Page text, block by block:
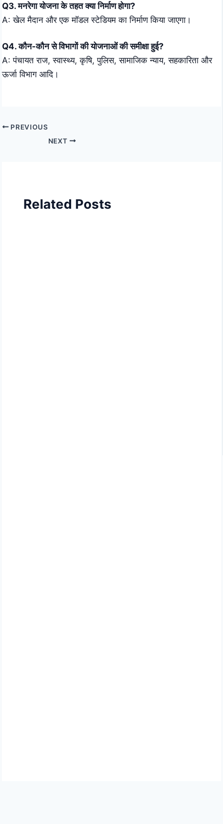
Q3. मनरेगा योजना के तहत क्या निर्माण होगा?
A: खेल मैदान और एक मॉडल स्टेडियम का निर्माण किया जाएगा।
Q4. कौन-कौन से विभागों की योजनाओं की समीक्षा हुई?
A: पंचायत राज, स्वास्थ्य, कृषि, पुलिस, सामाजिक न्याय, सहकारिता और
ऊर्जा विभाग आदि।
PREVIOUS
NEXT
Related Posts